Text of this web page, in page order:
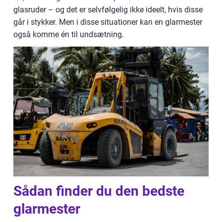
glasruder – og det er selvfølgelig ikke ideelt, hvis disse
går i stykker. Men i disse situationer kan en glarmester
også komme én til undsætning.
Sådan finder du den bedste
glarmester